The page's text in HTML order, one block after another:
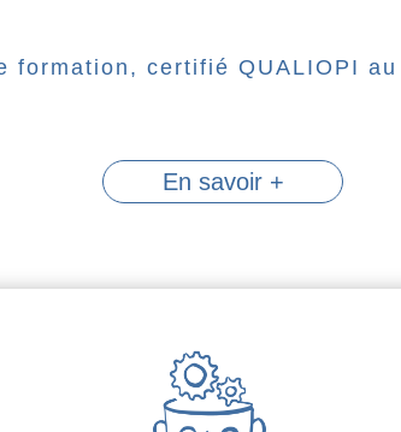
formation, certifié QUALIOPI
En savoir +